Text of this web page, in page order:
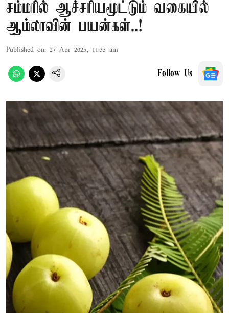
சம்மரில் ஆச்சரியமூட்டும் வகையில்
ஆம்லாவின் பயன்கள்..!
Published on: 27 Apr 2025, 11:33 am
Follow Us